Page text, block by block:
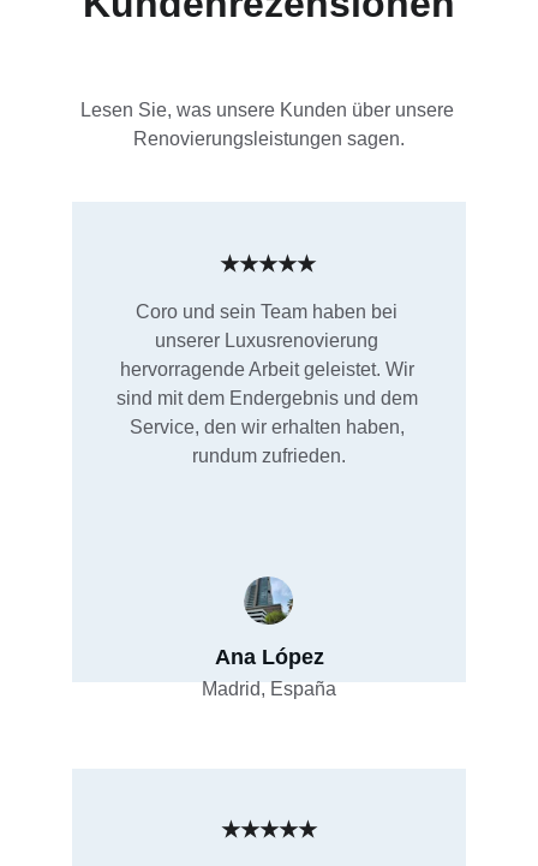
Lesen Sie, was unsere Kunden über unsere
Renovierungsleistungen sagen.
Coro und sein Team haben bei
unserer Luxusrenovierung
hervorragende Arbeit geleistet. Wir
sind mit dem Endergebnis und dem
Service, den wir erhalten haben,
rundum zufrieden.
Ana López
Madrid, España
★★★★★
★★★★★